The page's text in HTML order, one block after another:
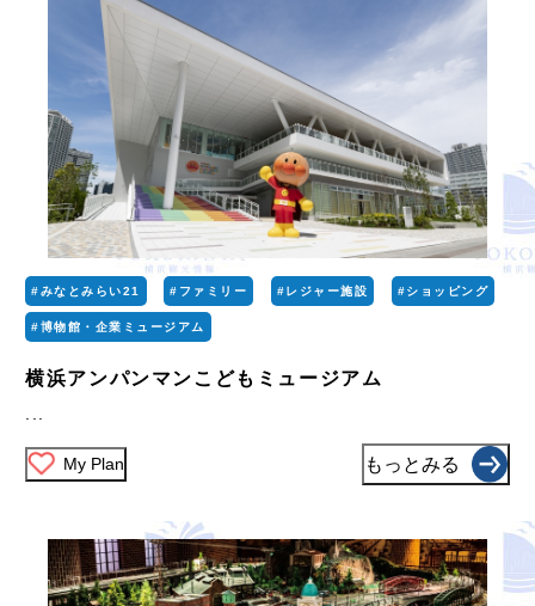
#みなとみらい21 #ファミリー #レジャー施設 #ショッピング
#博物館・企業ミュージアム
横浜アンパンマンこどもミュージアム
My Plan もっとみる